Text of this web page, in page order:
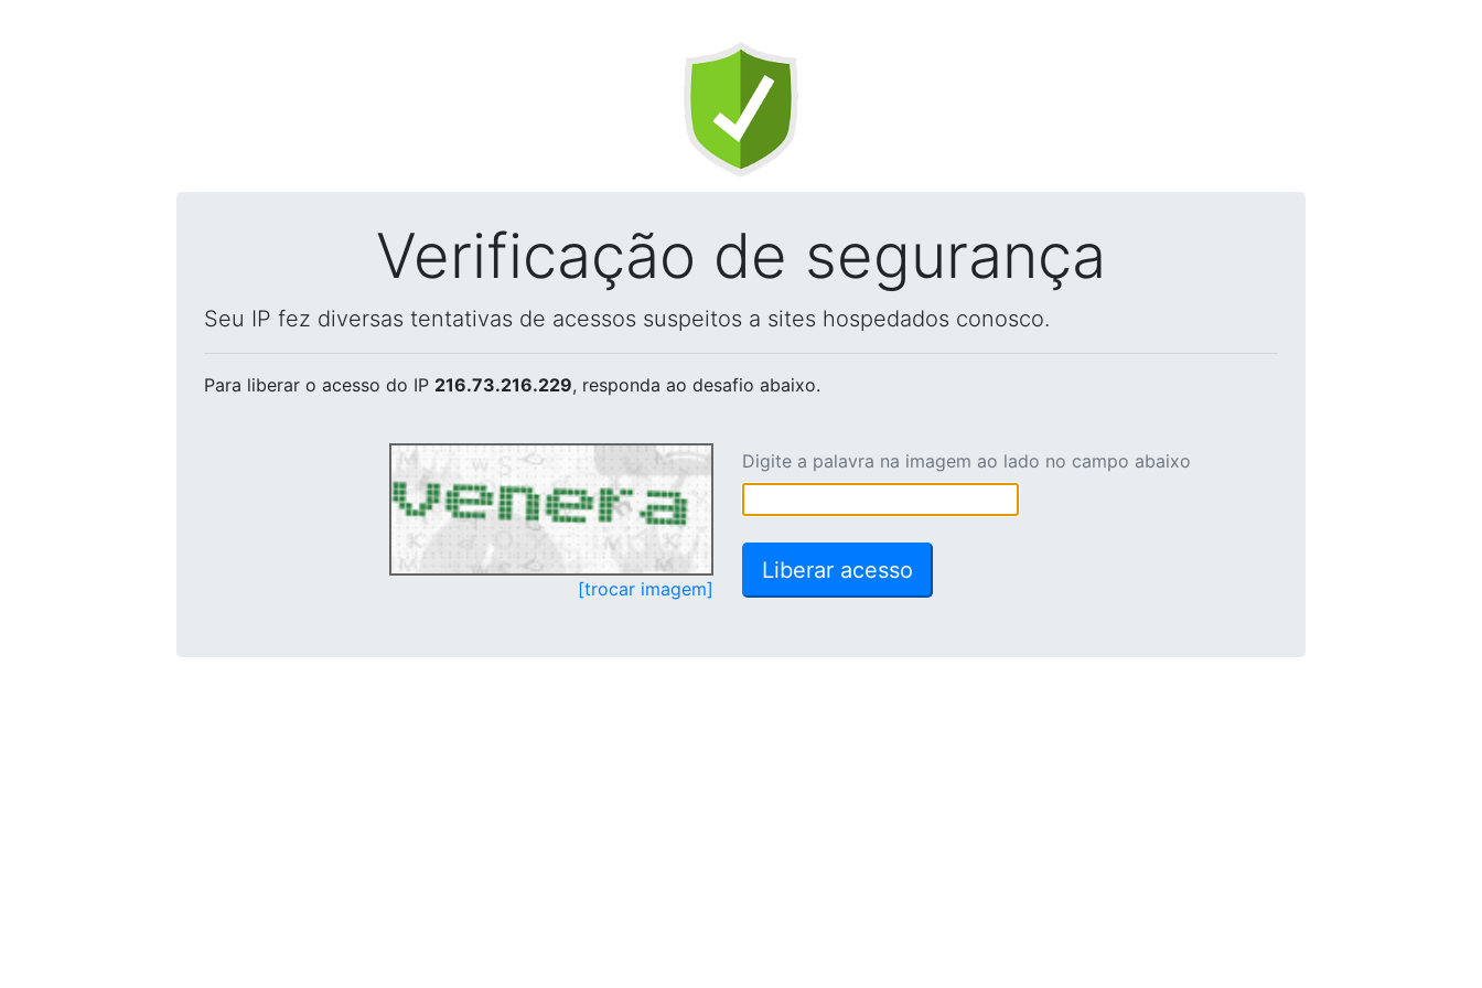
Verificação de segurança
Seu IP fez diversas tentativas de acessos suspeitos a sites hospedados conosco.
Para liberar o acesso do IP 216.73.216.229, responda ao desafio abaixo.
[trocar imagem]
Digite a palavra na imagem ao lado no campo abaixo